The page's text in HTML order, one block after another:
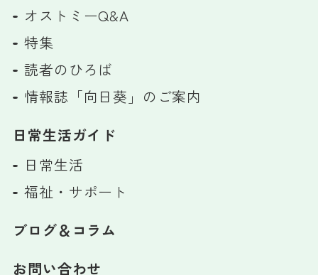
オストミーQ&A
特集
読者のひろば
情報誌「向日葵」のご案内
日常生活ガイド
日常生活
福祉・サポート
ブログ＆コラム
お問い合わせ